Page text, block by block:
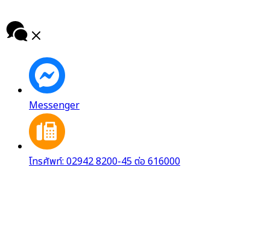
Messenger
โทรศัพท์: 02942 8200-45 ต่อ 616000